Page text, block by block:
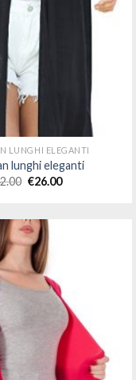
LUNGHI ELEGANTI
lunghi eleganti
€26.00